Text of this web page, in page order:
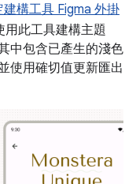
構工具 Figma 外掛
用此工具建構主題
中包含已產生的淺色
使用確切值更新匯出